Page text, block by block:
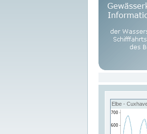
Elbe -